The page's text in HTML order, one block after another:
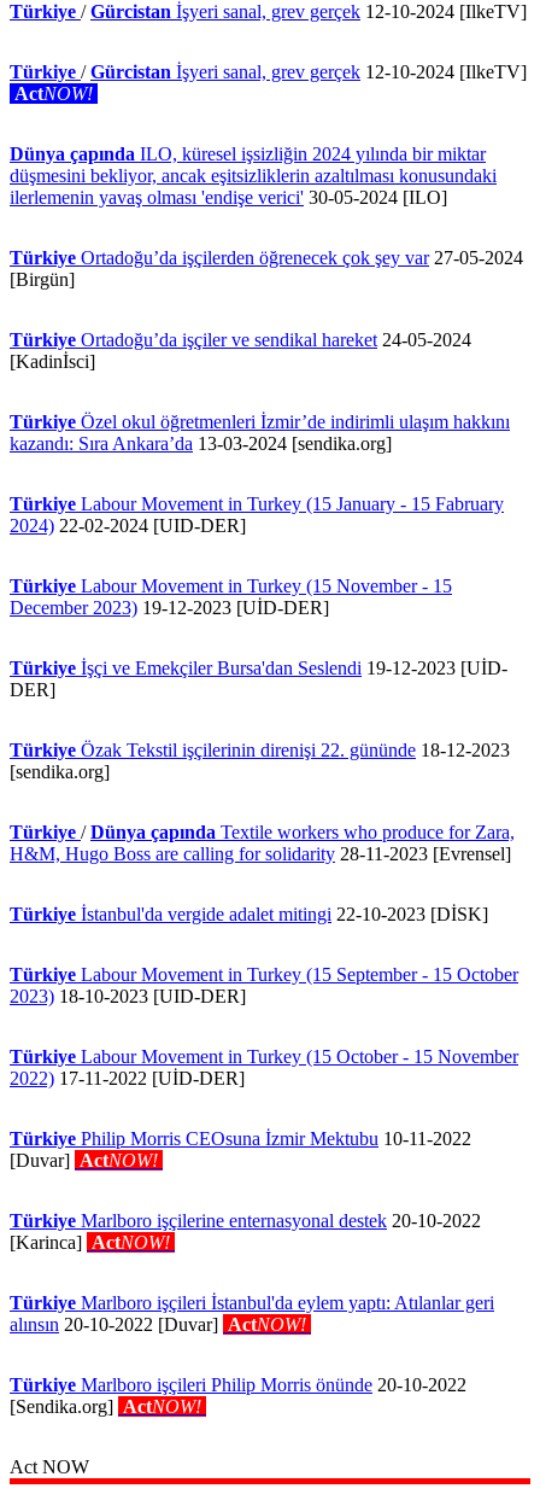
Türkiye /Gürcistan İşyeri sanal, grev gerçek 12-10-2024 [IlkeTV]
Türkiye /Gürcistan İşyeri sanal, grev gerçek 12-10-2024 [IlkeTV]
ActNOW!
Dünya çapında ILO, küresel işsizliğin 2024 yılında bir miktar
düşmesini bekliyor, ancak eşitsizliklerin azaltılması konusundaki
ilerlemenin yavaş olması 'endişe verici' 30-05-2024 [ILO]
Türkiye Ortadoğu’da işçilerden öğrenecek çok şey var27-05-2024
[Birgün]
Türkiye Ortadoğu’da işçiler ve sendikal hareket 24-05-2024
[Kadinİsci]
Türkiye Özel okul öğretmenleri İzmir’de indirimli ulaşım hakkını
kazandı: Sıra Ankara’da 13-03-2024 [sendika.org]
Türkiye Labour Movement in Turkey (15 January - 15 Fabruary
2024) 22-02-2024 [UID-DER]
Türkiye Labour Movement in Turkey (15 November - 15
December 2023) 19-12-2023 [UİD-DER]
Türkiye İşçi ve Emekçiler Bursa'dan Seslendi 19-12-2023 [UİD-
DER]
Türkiye Özak Tekstil işçilerinin direnişi 22. gününde 18-12-2023
[sendika.org]
Türkiye /Dünya çapında Textile workers who produce for Zara,
H&M, Hugo Boss are calling for solidarity 28-11-2023 [Evrensel]
Türkiye İstanbul'da vergide adalet mitingi 22-10-2023 [DİSK]
Türkiye Labour Movement in Turkey (15 September - 15 October
2023) 18-10-2023 [UID-DER]
Türkiye Labour Movement in Turkey (15 October - 15 November
2022) 17-11-2022 [UİD-DER]
Türkiye Philip Morris CEOsuna İzmir Mektubu 10-11-2022
[Duvar] ActNOW!
Türkiye Marlboro işçilerine enternasyonal destek 20-10-2022
[Karinca] ActNOW!
Türkiye Marlboro işçileri İstanbul'da eylem yaptı: Atılanlar geri
alınsın 20-10-2022 [Duvar] ActNOW!
Türkiye Marlboro işçileri Philip Morris önünde 20-10-2022
[Sendika.org] ActNOW!
Act NOW